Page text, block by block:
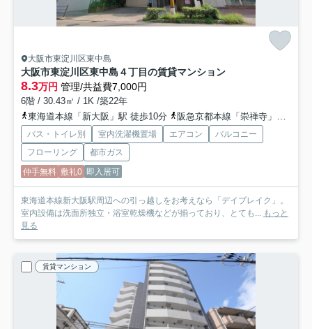
大阪市東淀川区東中島
大阪市東淀川区東中島４丁目の賃貸マンション
8.3万円 管理/共益費7,000円
6階 / 30.43㎡ / 1K /築22年
東海道本線「新大阪」駅 徒歩10分
阪急京都本線「崇禅寺」駅 徒歩10分
バス・トイレ別 室内洗濯機置場 エアコン
バルコニー
フローリング
都市ガス
仲手無料 敷礼0 即入居可
東海道本線新大阪駅周辺への引っ越しをお考えなら「デイブレイク」。
室内設備は洗面所独立・浴室乾燥機などが揃っており、とても... もっと
見る
賃貸マンション